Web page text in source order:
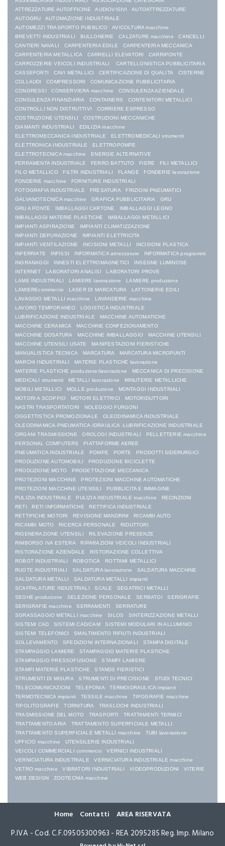
ATTREZZATURE AUTOFFICINE
AUDIOVISIVI
AUTOATTREZZATURE
AUTOGRU
AUTOMAZIONE INDUSTRIALE
AUTOMEZZI TRASPORTO PUBBLICO
AVICOLTURA macchine
BREVETTI INDUSTRIALI
BULLONERIE CALZATURE macchine
CANCELLI
CANTIERI NAVALI
CARPENTERIA EDILE
CARPENTERIA MECCANICA
CARPENTERIA METALLICA
CARRELLI ELEVATORI
CARRIPONTE
CARROZZERIE VEICOLI INDUSTRIALI
CARTELLONISTICA PUBBLICITARIA
CASSEFORTI
CAVI METALLICI CERTIFICAZIONE DI QUALITA
CISTERNE
COLLAUDI
COMPRESSORI
COMUNICAZIONE PUBBLICITARIA
CONGRESSI
CONSERVIERA macchine
CONSULENZA AZIENDALE
CONSULENZA FINANZIARIA
CONTAINERS
CONTENITORI METALLICI
CONTROLLI NON DISTRUTTIVI
CORRIERE ESPRESSO
COSTRUZIONE UTENSILI
COSTRUZIONI MECCANICHE
DIAMANTI INDUSTRIALI
EDILIZIA macchine
ELETTROMECCANICA INDUSTRIALE
ELETTROMEDICALI strumenti
ELETTRONICA INDUSTRIALE
ELETTROPOMPE
ELETTROTECNICA macchine
ENERGIE ALTERNATIVE
FERRAMENTA INDUSTRIALE
FERRO BATTUTO FIERE
FILI METALLICI
FILO METALLICO
FILTRI INDUSTRIALI FLANGE
FONDERIE lavorazione
FONDERIE macchine
FORNITURE INDUSTRIALI
FOTOGRAFIA INDUSTRIALE
FRESATURA
FRIZIONI PNEUMATICI
GALVANOTECNICA macchine
GRAFICA PUBBLICITARIA
GRU
GRU A PONTE
IMBALLAGGI CARTONE
IMBALLAGGI LEGNO
IMBALLAGGI MATERIE PLASTICHE
IMBALLAGGI METALLICI
IMPIANTI ASPIRAZIONE
IMPIANTI CLIMATIZZAZIONE
IMPIANTI DEPURAZIONE
IMPIANTI ELETTRICITA
IMPIANTI VENTILAZIONE
INCISIONI METALLI
INCISIONI PLASTICA
INFERRIATE
INFISSI INFORMATICA attrezzature
INFORMATICA programmi
INGRANAGGI
INNESTI ELETTROMAGNETICI
INSEGNE LUMINOSE
INTERNET
LABORATORI ANALISI
LABORATORI PROVE
LAME INDUSTRIALI
LAMIERE lavorazione
LAMIERE produzione
LAMIEREcommercio
LASER DI MARCATURA
LATTONERIE EDILI
LAVAGGIO METALLI macchine
LAVANDERIE macchine
LAVORO TEMPORANEO
LOGISTICA INDUSTRIALE
LUBRIFICAZIONE INDUSTRIALE
MACCHINE AUTOMATICHE
MACCHINE CERAMICA
MACCHINE CONFEZIONAMENTO
MACCHINE DOSATURA
MACCHINE IMBALLAGGIO
MACCHINE UTENSILI
MACCHINE UTENSILI USATE
MANIFESTAZIONI FIERISTICHE
MANUALISTICA TECNICA
MARCATURA
MARCATURA MICROPUNTI
MARCHI INDUSTRIALI
MATERIE PLASTICHE lavorazione
MATERIE PLASTICHE produzione/lavorazione
MECCANICA DI PRECISIONE
MEDICALI strumenti
METALLI lavorazione
MINUTERIE METALLICHE
MOBILI METALLICI
MOLLE produzione
MONTAGGI INDUSTRIALI
MOTORI A SCOPPIO
MOTORI ELETTRICI
MOTORIDUTTORI
NASTRI TRASPORTATORI
NOLEGGIO FURGONI
OGGETTISTICA PROMOZIONALE
OLEODINAMICA INDUSTRIALE
OLEODINAMICA-PNEUMATICA-IDRAULICA -LUBRIFICAZIONE INDUSTRIALE
ORGANI TRASMISSIONE
OROLOGI INDUSTRIALI
PELLETTERIE macchine
PERSONAL COMPUTERS
PIATTAFORME AEREE
PNEUMATICA INDUSTRIALE
POMPE PORTE
PRODOTTI SIDERURGICI
PRODUZIONE AUTOMOBILI
PRODUZIONE BICICLETTE
PRODUZIONE MOTO
PROGETTAZIONE MECCANICA
PROTEZIONI MACCHINE
PROTEZIONI MACCHINE AUTOMATICHE
PROTEZIONI MACCHINE UTENSILI
PUBBLICITA E IMMAGINE
PULIZIA INDUSTRIALE
PULIZIA INDUSTRIALE macchine
RECINZIONI
RETI
RETI INFORMATICHE
RETTIFICA INDUSTRIALE
RETTIFICHE MOTORI
REVISIONE MANDRINI
RICAMBI AUTO
RICAMBI MOTO
RICERCA PERSONALE
RIDUTTORI
RIGENERAZIONE UTENSILI
RILEVAZIONE PRESENZE
RIMBORSO IVA ESTERA
RIPARAZIONI VEICOLI INDUSTRIALI
RISTORAZIONE AZIENDALE
RISTORAZIONE COLLETTIVA
ROBOT INDUSTRIALI
ROBOTICA
ROTTAMI METALLICI
RUOTE INDUSTRIALI
SALDATURA lavorazione
SALDATURA MACCHINE
SALDATURA METALLI
SALDATURA METALLI impianti
SCAFFALATURE INDUSTRIALI
SCALE
SEGATRICI METALLI
SEGHE produzione
SELEZIONE PERSONALE SERBATOI
SERIGRAFIE
SERIGRAFIE macchine
SERRAMENTI
SERRATURE
SGRASSAGGIO METALLI macchine
SILOS
SINTERIZZAZIONE METALLI
SISTEMI CAD
SISTEMI CAD/CAM
SISTEMI MODULARI IN ALLUMINIO
SISTEMI TELEFONICI
SMALTIMENTO RIFIUTI INDUSTRIALI
SOLLEVAMENTO
SPEDIZIONI INTERNAZIONALI
STAMPA DIGITALE
STAMPAGGIO LAMIERE
STAMPAGGIO MATERIE PLASTICHE
STAMPAGGIO PRESSOFUSIONE
STAMPI LAMIERE
STAMPI MATERIE PLASTICHE
STANDS FIERISTICI
STRUMENTI DI MISURA
STRUMENTI DI PRECISIONE
STUDI TECNICI
TELECOMUNICAZIONI
TELEFONIA
TERMOIDRAULICA impianti
TERMOTECNICA impianti
TESSILE macchine
TIPOGRAFIE macchine
TIPOLITOGRAFIE
TORNITURA
TRASLOCHI INDUSTRIALI
TRASMISSIONE DEL MOTO
TRASPORTI
TRATTAMENTI TERMICI
TRATTAMENTO ARIA
TRATTAMENTO SUPERFICIALE METALLI
TRATTAMENTO SUPERFICIALE METALLI macchine
TUBI lavorazione
UFFICIO macchine
UTENSILERIE INDUSTRIALI
VEICOLI COMMERCIALI commercio
VERNICI INDUSTRIALI
VERNICIATURA INDUSTRIALE
VERNICIATURA INDUSTRIALE macchine
VETRO macchine
VIBRATORI INDUSTRIALI VIDEOPRODUZIONI
VITERIE
WEB DESIGN
ZOOTECNIA macchine
P.IVA - Cod. C.F.09505300963 - REA 2095285 Reg. Imp. Milano
Home Contatti AREA RISERVATA